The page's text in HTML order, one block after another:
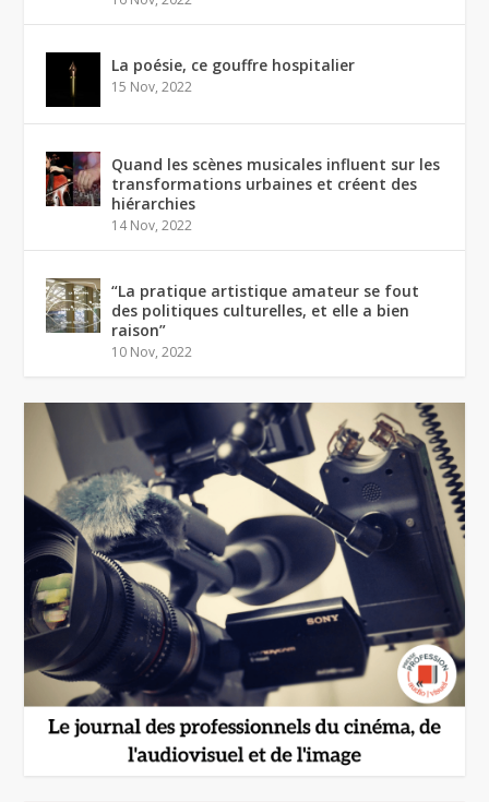
La poésie, ce gouffre hospitalier
15 Nov, 2022
Quand les scènes musicales influent sur les
transformations urbaines et créent des
hiérarchies
14 Nov, 2022
“La pratique artistique amateur se fout
des politiques culturelles, et elle a bien
raison”
10 Nov, 2022